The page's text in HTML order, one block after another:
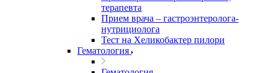
терапевта
Прием врача – гастроэнтеролога-
нутрициолога
Тест на Хеликобактер пилори
Гематология